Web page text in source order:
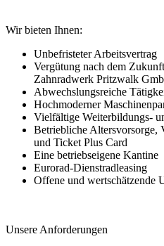
Wir bieten Ihnen:
Unbefristeter Arbeitsvertrag
Vergütung nach dem
Zahnradwerk Pritzwalk
Abwechslungsreiche
Hochmoderner
Vielfältige Weiterbildungs-
Betriebliche Altersvorsorge,
und Ticket Plus Card
Eine betriebseigene Kantine
Eurorad-Dienstradleasing
Offene und wertschätzende
Unsere Anforderungen